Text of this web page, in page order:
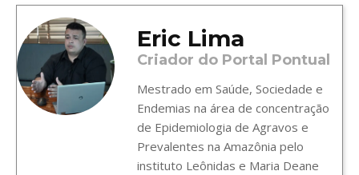
Eric Lima
Criador do Portal Pontual
Mestrado em Saúde, Sociedade e
Endemias na área de concentração
de Epidemiologia de Agravos e
Prevalentes na Amazônia pelo
instituto Leônidas e Maria Deane